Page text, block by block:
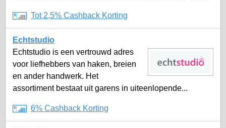
Tot 2,5% Cashback Korting
Echtstudio
Echtstudio is een vertrouwd adres
voor liefhebbers van haken, breien
en ander handwerk. Het
assortiment bestaat uit garens in uiteenlopende...
6% Cashback Korting